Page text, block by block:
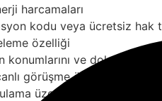
harcamaları
kodu veya ücretsiz hak
özelliği
konumlarını ve doluluk/
görüşme özelliği
üzerinden duruma